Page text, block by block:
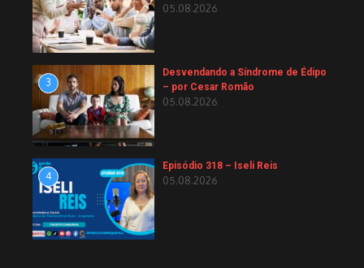
05.08.2026
3
Desvendando a Síndrome de Édipo
– por Cesar Romão
05.08.2026
4
Episódio 318 – Iseli Reis
05.08.2026